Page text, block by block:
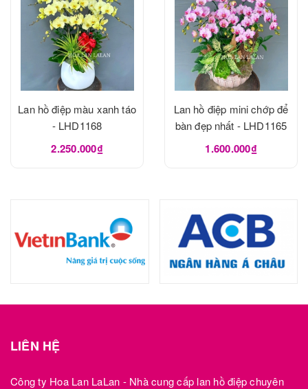
Lan hồ điệp màu xanh táo
- LHD1168
2.250.000₫
Lan hồ điệp mini chớp để
bàn đẹp nhất - LHD1165
1.600.000₫
LIÊN HỆ
Công ty Hoa Lan LaLan - Nhà cung cấp lan hồ điệp chuyên